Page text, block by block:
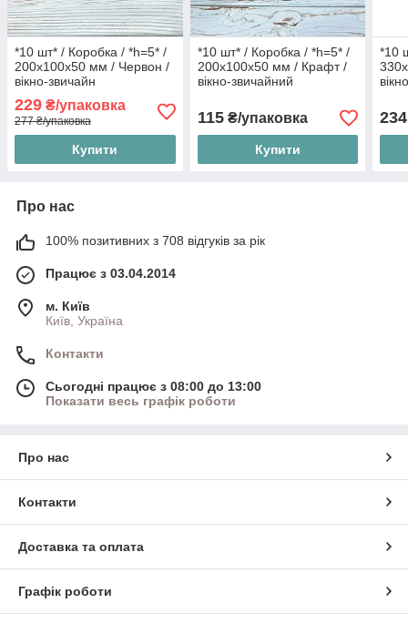
*10 шт* / Коробка / *h=5* /
200х100х50 мм / Червон /
вікно-звичайн
229 ₴/упаковка
277 ₴/упаковка
Купити
*10 шт* / Коробка / *h=5* /
200х100х50 мм / Крафт /
вікно-звичайний
115₴/упаковка
Купити
*10
234
Про нас
100% позитивних з 708 відгуків за рік
Працює з 03.04.2014
м. Київ
Київ, Україна
Контакти
Сьогодні працює з 08:00 до 13:00
Показати весь графік роботи
Про нас
Контакти
Доставка та оплата
Графік роботи